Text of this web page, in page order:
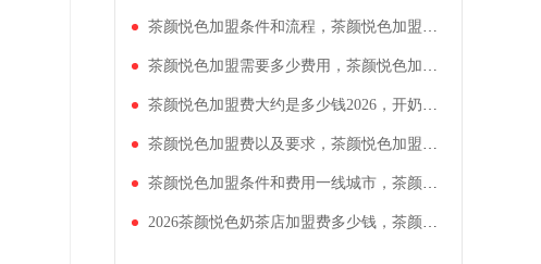
茶颜悦色加盟条件和流程，茶颜悦色加盟费用是多少县城
茶颜悦色加盟需要多少费用，茶颜悦色加盟费用说明2026
茶颜悦色加盟费大约是多少钱2026，开奶茶冷饮店需要哪些费用支出
茶颜悦色加盟费以及要求，茶颜悦色加盟费用大约多少
茶颜悦色加盟条件和费用一线城市，茶颜悦色加盟费用和加盟条件分析
2026茶颜悦色奶茶店加盟费多少钱，茶颜悦色奶茶店如何加盟呢